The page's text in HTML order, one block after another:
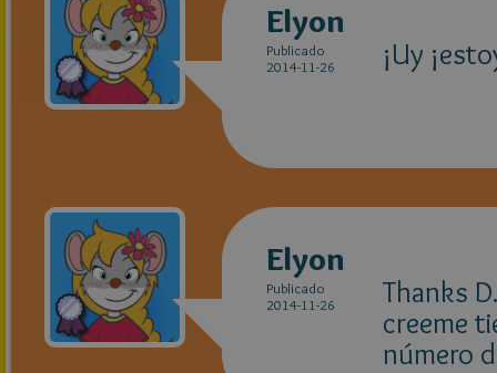
Elyon
Publicado
2014-11-26
¡Uy
Elyon
Publicado
2014-11-26
Thanks
creeme
número